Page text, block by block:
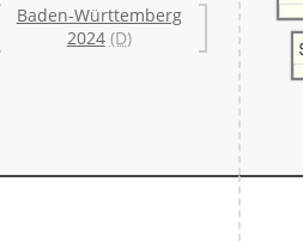
Baden-Württemberg
2024 (D)